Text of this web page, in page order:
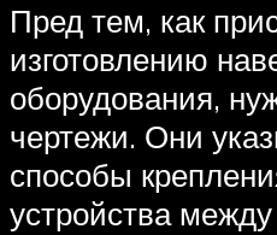
Пред тем, как
изготовлению
оборудования,
чертежи. Они
способы
устройства